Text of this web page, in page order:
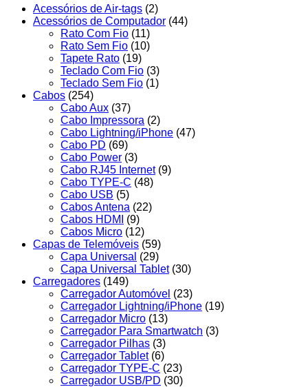
Acessórios de Air-tags (2)
Acessórios de Computador (44)
Rato Com Fio (11)
Rato Sem Fio (10)
Tapete Rato (19)
Teclado Com Fio (3)
Teclado Sem Fio (1)
Cabos (254)
Cabo Aux (37)
Cabo Impressora (2)
Cabo Lightning/iPhone (47)
Cabo PD (69)
Cabo Power (3)
Cabo RJ45 Internet (9)
Cabo TYPE-C (48)
Cabo USB (5)
Cabos Antena (22)
Cabos HDMI
(9)
Cabos Micro (12)
Capas de Telemóveis (59)
Capa Universal (29)
Capa Universal Tablet (30)
Carregadores (149)
Carregador Automóvel (23)
Carregador Lightning/iPhone (19)
Carregador Micro (13)
Carregador Para Smartwatch (3)
Carregador Pilhas (3)
Carregador Tablet (6)
Carregador TYPE-C (23)
Carregador USB/PD (30)